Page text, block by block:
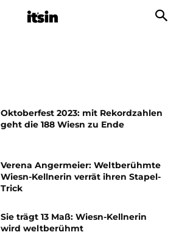
Oktoberfest 2023: mit Rekordzahlen
geht die 188 Wiesn zu Ende
Verena Angermeier: Weltberühmte
Wiesn-Kellnerin verrät ihren Stapel-
Trick
Sie trägt 13 Maß: Wiesn-Kellnerin
wird weltberühmt